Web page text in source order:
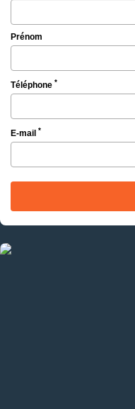
Prénom
Téléphone *
E-mail *